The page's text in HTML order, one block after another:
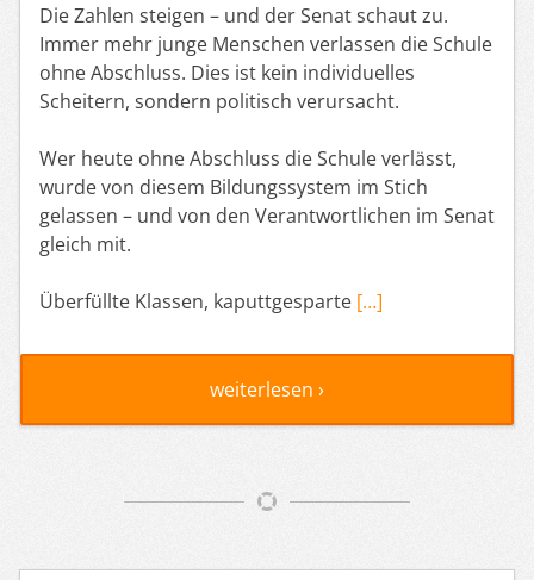
Die Zahlen steigen – und der Senat schaut zu.
Immer mehr junge Menschen verlassen die Schule
ohne Abschluss. Dies ist kein individuelles
Scheitern, sondern politisch verursacht.
Wer heute ohne Abschluss die Schule verlässt,
wurde von diesem Bildungssystem im Stich
gelassen – und von den Verantwortlichen im Senat
gleich mit.
Überfüllte Klassen, kaputtgesparte […]
weiterlesen ›